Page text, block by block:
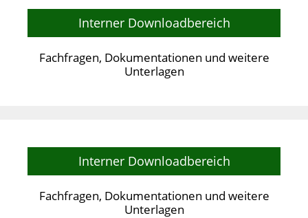
Interner Downloadbereich
Fachfragen, Dokumentationen und weitere
Unterlagen
Interner Downloadbereich
Fachfragen, Dokumentationen und weitere
Unterlagen